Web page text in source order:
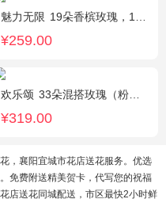
魅力无限 19朵香槟玫瑰，1枝多头白百合，桔梗、小花、绿叶搭配
¥259.00
欢乐颂 33朵混搭玫瑰（粉玫瑰+香槟玫瑰），白色满天星环绕
¥319.00
，襄阳宜城市花店送花服务。优选
免费附送精美贺卡，代写您的祝福
店送花同城配送，市区最快2小时鲜